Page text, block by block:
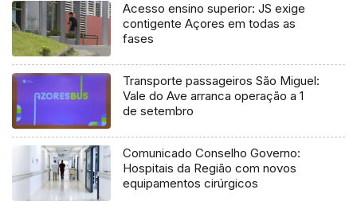
Acesso ensino superior: JS exige
contigente Açores em todas as
fases
Transporte passageiros São Miguel:
Vale do Ave arranca operação a 1
de setembro
Comunicado Conselho Governo:
Hospitais da Região com novos
equipamentos cirúrgicos